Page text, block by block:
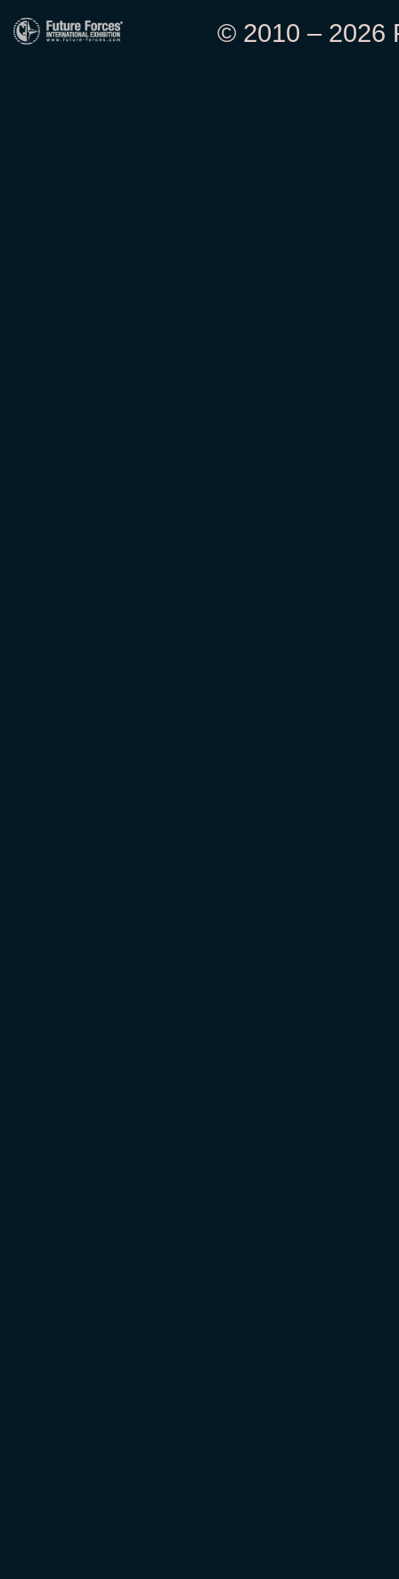
© 2010 – 2026